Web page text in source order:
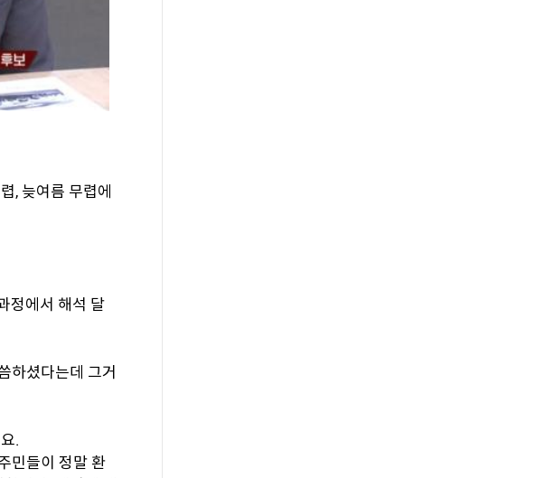
, 늦여름 무렵에
정에서 해석 달
하셨다는데 그거
.
민들이 정말 환